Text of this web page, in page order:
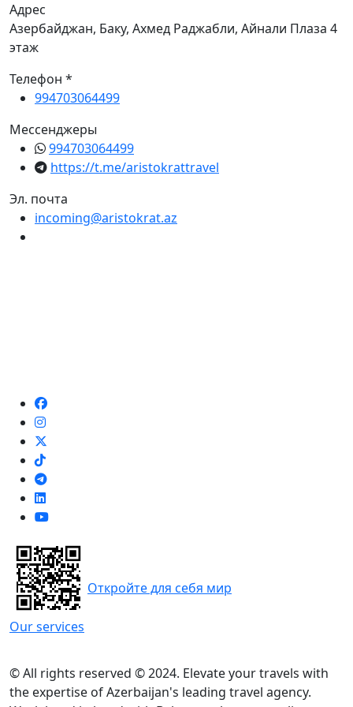
Адрес
Азербайджан, Баку, Ахмед Раджабли, Айнали Плаза 4
этаж
Телефон *
994703064499
Мессенджеры
994703064499
https://t.me/aristokrattravel
Эл. почта
incoming@aristokrat.az
Our services
Откройте для себя мир
© All rights reserved © 2024. Elevate your travels with
the expertise of Azerbaijan's leading travel agency.